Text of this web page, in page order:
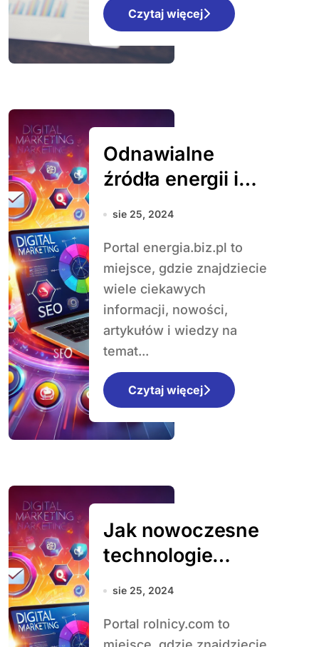
Czytaj więcej
Odnawialne
źródła energii i
efektywność
klucz do
zrównoważonego
rozwoju
sie 25, 2024
Portal energia.biz.pl to
miejsce, gdzie znajdziecie
wiele ciekawych
informacji, nowości,
artykułów i wiedzy na
temat...
Czytaj więcej
Jak nowoczesne
technologie
zmieniają
przynoszą
sie 25, 2024
Portal rolnicy.com to